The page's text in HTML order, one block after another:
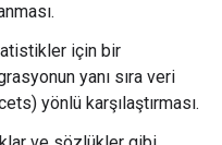
için bir
yanı sıra veri
yönlü karşılaştırması.